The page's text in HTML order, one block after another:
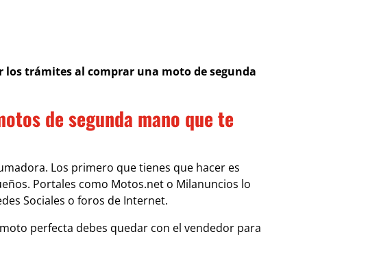
los trámites al comprar una moto de segunda
de segunda mano que te
Los primero que tienes que hacer es
Portales como Motos.net o Milanuncios lo
Sociales o foros de Internet.
perfecta debes quedar con el vendedor para